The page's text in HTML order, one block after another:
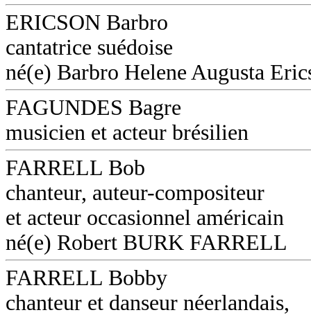
ERICSON Barbro
cantatrice suédoise
né(e) Barbro Helene Augusta
FAGUNDES Bagre
musicien et acteur brésilien
FARRELL Bob
chanteur, auteur-compositeur
et acteur occasionnel américain
né(e) Robert BURK FARRELL
FARRELL Bobby
chanteur et danseur néerlandais,